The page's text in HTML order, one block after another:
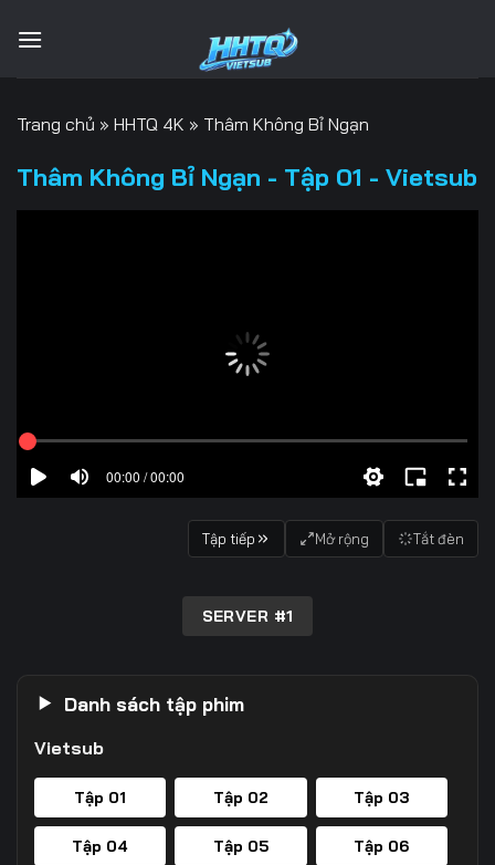
qua
Trang chủ » HHTQ 4K » Thâm Không Bỉ Ngạn
Thâm Không Bỉ Ngạn - Tập 01 - Vietsub
00:00 / 00:00
Tập tiếp Mở rộng Tắt đèn
SERVER #1
Danh sách tập phim
Vietsub
Tập 01 Tập 02 Tập 03
Tập 04 Tập 05 Tập 06